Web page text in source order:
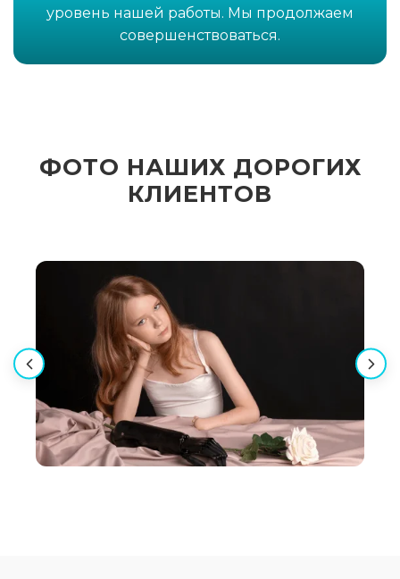
уровень нашей работы. Мы продолжаем
совершенствоваться.
ФОТО НАШИХ ДОРОГИХ
КЛИЕНТОВ